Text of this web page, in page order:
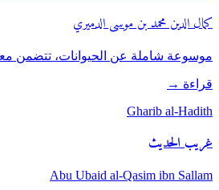
كمال الدين محمد بن موسى الدميري
موسوعة شاملة عن الحيوانات، تتضمن
قراءة →
Gharib al-Hadith
غريب الحديث
Abu Ubaid al-Qasim ibn Sallam